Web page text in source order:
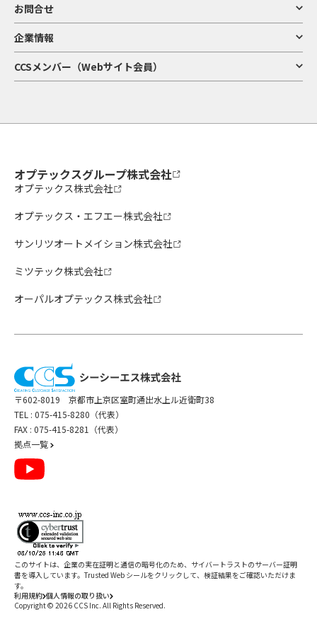
お問合せ
企業情報
CCSメンバー（Webサイト会員）
オプテックスグループ株式会社
オプテックス株式会社
オプテックス・エフエー株式会社
サンリツオートメイション株式会社
ミツテック株式会社
オーパルオプテックス株式会社
〒602-8019 京都市上京区室町通出水上ル近衛町38
TEL : 075-415-8280（代表）
FAX : 075-415-8281（代表）
拠点一覧
利用規約 個人情報の取り扱い
Copyright © 2026 CCS Inc. All Rights Reserved.
このサイトは、企業の実在証明と通信の暗号化のため、サイバートラストのサーバー証明
書を導入しています。Trusted Web シールをクリックして、検証結果をご確認いただけま
す。